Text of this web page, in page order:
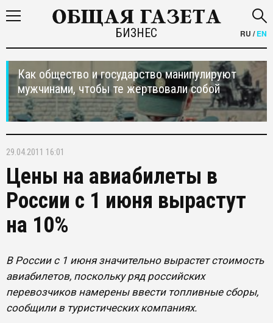
БИЗНЕС RU /EN
Как общество и государство манипулируют
мужчинами, чтобы те жертвовали собой
29.04.2011 16:01
Цены на авиабилеты в
России с 1 июня вырастут
на 10%
В России с 1 июня значительно вырастет стоимость
авиабилетов, поскольку ряд российских
перевозчиков намерены ввести топливные сборы,
сообщили в туристических компаниях.